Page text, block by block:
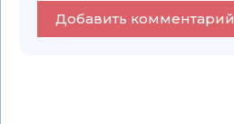
Добавить комментарий